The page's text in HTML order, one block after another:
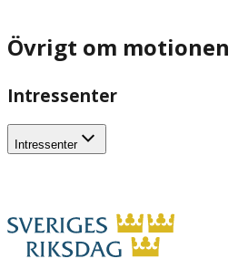
Övrigt om motionen
Intressenter
Intressenter